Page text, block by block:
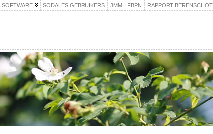
SOFTWARE SODALES GEBRUIKERS 3MM FBPN RAPPORT BERENSCHOT